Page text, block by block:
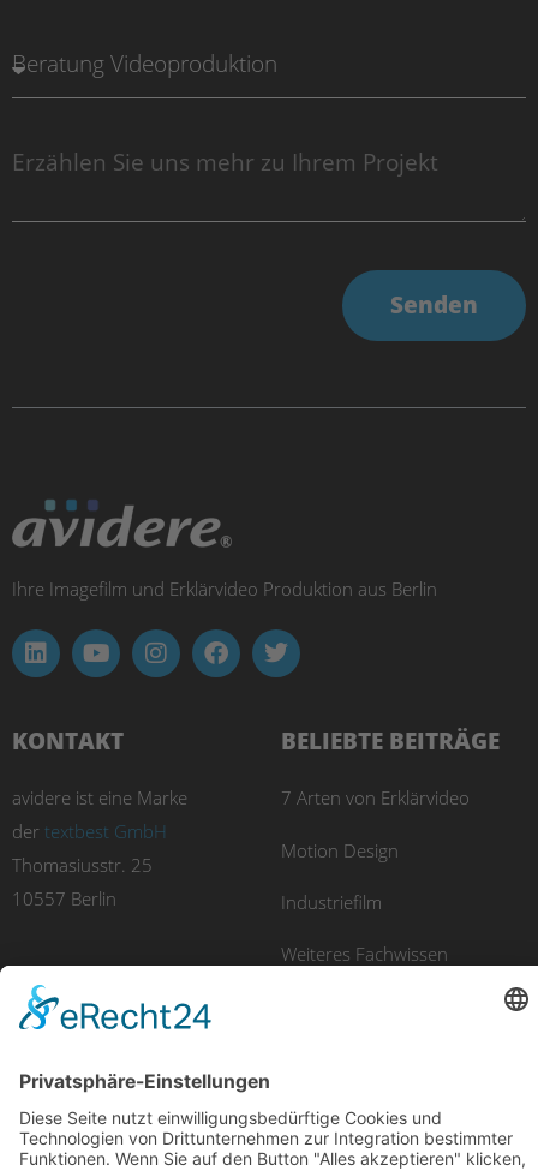
Senden
Ihre Imagefilm und Erklärvideo Produktion aus Berlin
KONTAKT
avidere ist eine Marke
der textbest GmbH
Thomasiusstr. 25
10557 Berlin
BELIEBTE BEITRÄGE
7 Arten von Erklärvideo
Motion Design
Industriefilm
Weiteres Fachwissen
UNSERE PRODUKTE
Imagefilm
Erklärvideo Luftaufnahmen